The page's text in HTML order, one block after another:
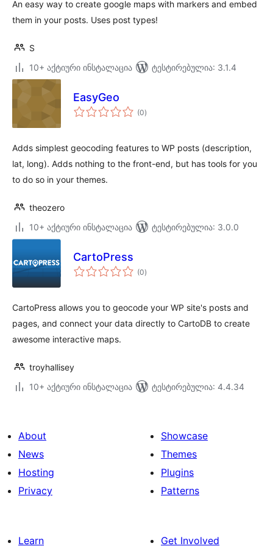
An easy way to create google maps with markers and embed
them in your posts. Uses post types!
S
10+ აქტიური ინსტალაცია
ტესტირებულია: 3.1.4
EasyGeo
(0საერთო
რეიტინგი
)
Adds simplest geocoding features to WP posts (description,
lat, long). Adds nothing to the front-end, but has tools for you
to do so in your themes.
theozero
10+ აქტიური ინსტალაცია
ტესტირებულია: 3.0.0
CartoPress
(0საერთო
რეიტინგი
)
CartoPress allows you to geocode your WP site's posts and
pages, and connect your data directly to CartoDB to create
awesome interactive maps.
troyhallisey
10+ აქტიური ინსტალაცია
ტესტირებულია: 4.4.34
About
News
Hosting
Privacy
Showcase
Themes
Plugins
Patterns
Learn
Get Involved